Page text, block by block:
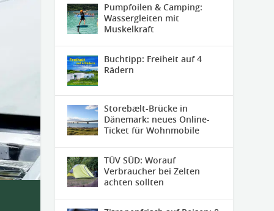
Pumpfoilen & Camping:
Wassergleiten mit
Muskelkraft
Buchtipp: Freiheit auf 4
Rädern
Storebælt-Brücke in
Dänemark: neues Online-
Ticket für Wohnmobile
TÜV SÜD: Worauf
Verbraucher bei Zelten
achten sollten